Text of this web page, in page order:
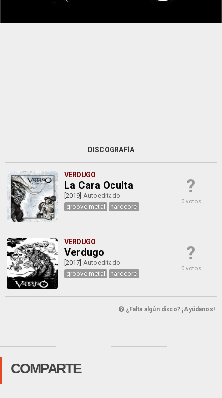
DISCOGRAFÍA
VERDUGO
La Cara Oculta
[2019] Autoeditado
groove metal
hardcore
?
0 votos
VERDUGO
Verdugo
[2017] Autoeditado
groove metal
hardcore
?
0 votos
¿Falta algún disco? ¡Ayúdanos!
COMPARTE